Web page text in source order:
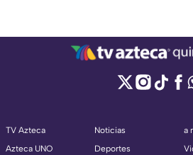
TV Azteca
Azteca UNO
Noticias
Deportes
a